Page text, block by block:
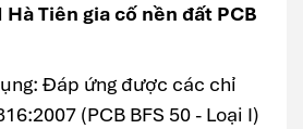
Hà Tiên gia cố nền đất PCB
Đáp ứng được các chỉ
(PCB BFS 50 - Loại I)